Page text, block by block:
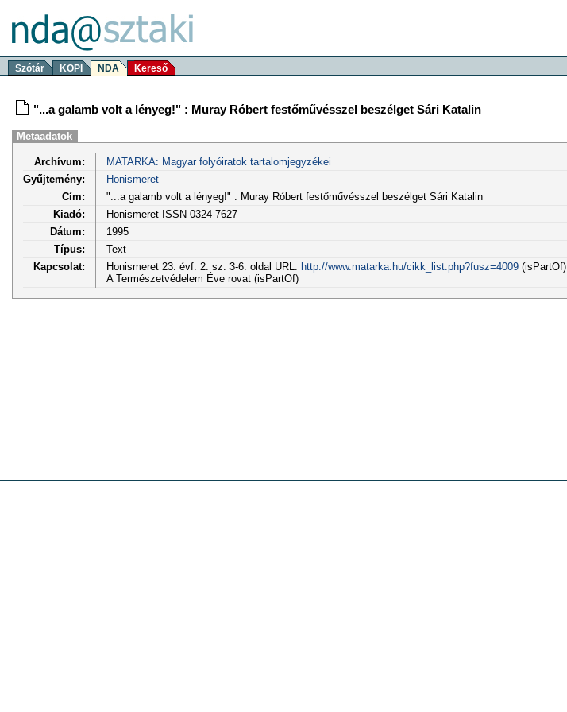
Szótár KOPI NDA Kereső
"...a galamb volt a lényeg!" : Muray Róbert festőművésszel beszélget Sári Katalin
Metaadatok
Archívum:
MATARKA: Magyar folyóiratok tartalomjegyzékei
Gyűjtemény:
Honismeret
Cím:
"...a galamb volt a lényeg!" : Muray Róbert festőművésszel beszélget Sári Katalin
Kiadó:
Honismeret ISSN 0324-7627
Dátum:
1995
Típus:
Text
Kapcsolat:
Honismeret 23. évf. 2. sz. 3-6. oldal URL: http://www.matarka.hu/cikk_list.php?fusz=4009(isPartOf)
A Természetvédelem Éve rovat (isPartOf)